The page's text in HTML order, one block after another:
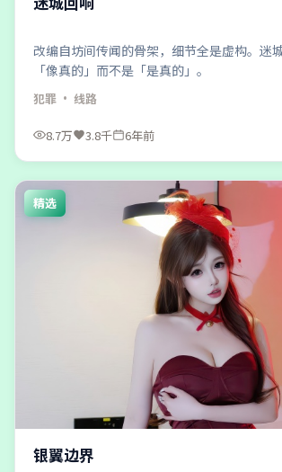
改编自坊间传闻的骨架，细节全是虚构。迷
「像真的」而不是「是真的」。
犯罪 · 线路
8.7万 3.8千 6年前
精选
银翼边界